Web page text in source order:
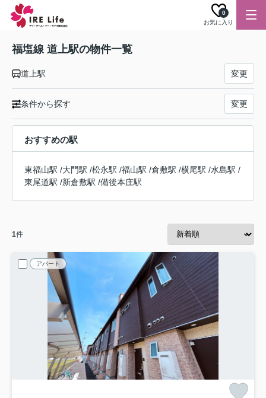
お気に入り
0
福塩線 道上駅の物件一覧
道上駅 変更
条件から探す 変更
おすすめの駅
東福山駅 /大門駅 /松永駅 /福山駅 /倉敷駅 /横尾駅 /水島駅 /
東尾道駅 /新倉敷駅 /備後本庄駅
1件
アパート